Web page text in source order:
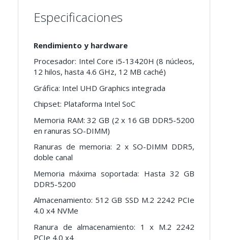
Especificaciones
Rendimiento y hardware
Procesador: Intel Core i5-13420H (8 núcleos,
12 hilos, hasta 4.6 GHz, 12 MB caché)
Gráfica: Intel UHD Graphics integrada
Chipset: Plataforma Intel SoC
Memoria RAM: 32 GB (2 x 16 GB DDR5-5200
en ranuras SO-DIMM)
Ranuras de memoria: 2 x SO-DIMM DDR5,
doble canal
Memoria máxima soportada: Hasta 32 GB
DDR5-5200
Almacenamiento: 512 GB SSD M.2 2242 PCIe
4.0 x4 NVMe
Ranura de almacenamiento: 1 x M.2 2242
PCIe 4.0 x4